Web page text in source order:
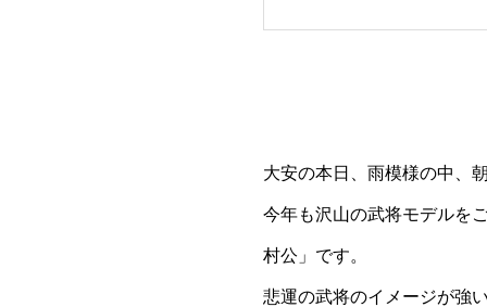
大安の本日、雨模様の中、
今年も沢山の武将モデルを
村公」です。
悲運の武将のイメージが強